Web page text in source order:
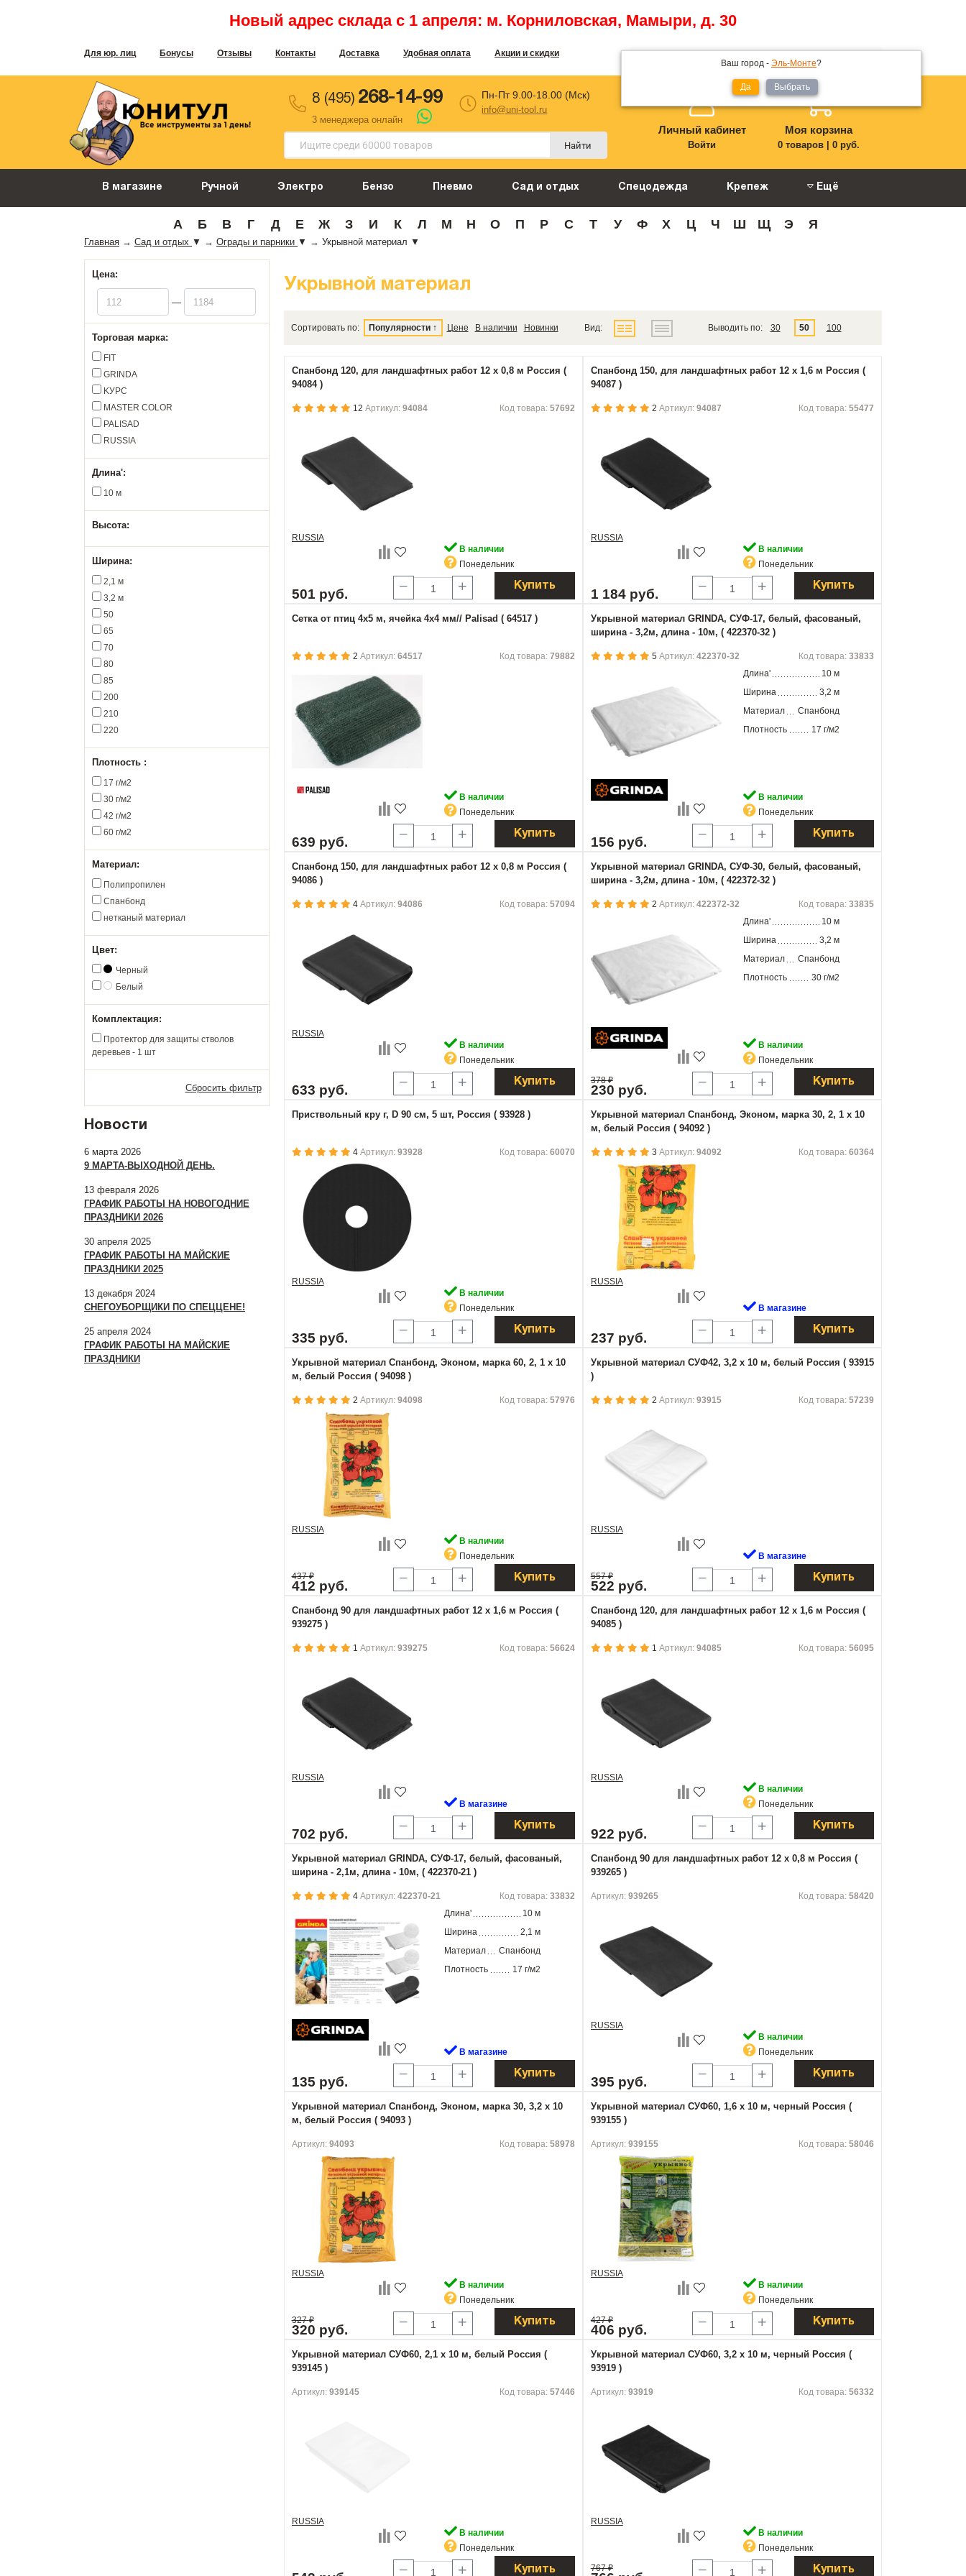
Новый адрес склада с 1 апреля: м. Корниловская, Мамыри, д. 30
Для юр. лиц Бонусы Отзывы Контакты Доставка Удобная оплата Акции и скидки
Ваш город - Эль-Монте?
Да Выбрать
8 (495) 268-14-99
3 менеджера онлайн
Пн-Пт 9.00-18.00 (Мск)
info@uni-tool.ru
Найти
Личный кабинет
Войти
Моя корзина
0 товаров| 0 руб.
В магазине Ручной Электро Бензо Пневмо Сад и отдых Спецодежда Крепеж Ещё
А Б В Г Д Е Ж З И К Л М Н О П Р С Т У Ф Х Ц Ч Ш Щ Э Я
Главная → Сад и отдых ▼ → Ограды и парники ▼ → Укрывной материал ▼
Цена:
—
Торговая марка:
FIT
GRINDA
KУРС
MASTER COLOR
PALISAD
RUSSIA
Длина':
10 м
Высота:
Ширина:
2,1 м
3,2 м
50
65
70
80
85
200
210
220
Плотность :
17 г/м2
30 г/м2
42 г/м2
60 г/м2
Материал:
Полипропилен
Спанбонд
нетканый материал
Цвет:
Черный
Белый
Комплектация:
Протектор для защиты стволов
деревьев - 1 шт
Сбросить фильтр
Новости
6 марта 2026
9 МАРТА-ВЫХОДНОЙ ДЕНЬ.
13 февраля 2026
ГРАФИК РАБОТЫ НА НОВОГОДНИЕ
ПРАЗДНИКИ 2026
30 апреля 2025
ГРАФИК РАБОТЫ НА МАЙСКИЕ
ПРАЗДНИКИ 2025
13 декабря 2024
СНЕГОУБОРЩИКИ ПО СПЕЦЦЕНЕ!
25 апреля 2024
ГРАФИК РАБОТЫ НА МАЙСКИЕ
ПРАЗДНИКИ
Укрывной материал
Сортировать по: Популярности↑ Цене В наличии Новинки Вид: Выводить по: 30 50 100
Спанбонд 120, для ландшафтных работ 12 х 0,8 м Россия (
94084 )
12 Артикул: 94084 Код товара: 57692
RUSSIA
В наличии
Понедельник
501 руб.
Купить
Спанбонд 150, для ландшафтных работ 12 х 1,6 м Россия (
94087 )
2 Артикул: 94087 Код товара: 55477
RUSSIA
В наличии
Понедельник
1 184 руб.
Купить
Сетка от птиц 4х5 м, ячейка 4х4 мм// Palisad ( 64517 )
2 Артикул: 64517 Код товара: 79882
В наличии
Понедельник
639 руб.
Купить
Укрывной материал GRINDA, СУФ-17, белый, фасованый,
ширина - 3,2м, длина - 10м, ( 422370-32 )
5 Артикул: 422370-32 Код товара: 33833
Длина'
10 м
Ширина
3,2 м
Материал
Спанбонд
Плотность
17 г/м2
В наличии
Понедельник
156 руб.
Купить
Спанбонд 150, для ландшафтных работ 12 х 0,8 м Россия (
94086 )
4 Артикул: 94086 Код товара: 57094
RUSSIA
В наличии
Понедельник
633 руб.
Купить
Укрывной материал GRINDA, СУФ-30, белый, фасованый,
ширина - 3,2м, длина - 10м, ( 422372-32 )
2 Артикул: 422372-32 Код товара: 33835
Длина'
10 м
Ширина
3,2 м
Материал
Спанбонд
Плотность
30 г/м2
В наличии
Понедельник
378₽
230 руб.
Купить
Приствольный кру г, D 90 см, 5 шт, Россия ( 93928 )
4 Артикул: 93928 Код товара: 60070
RUSSIA
В наличии
Понедельник
335 руб.
Купить
Укрывной материал Спанбонд, Эконом, марка 30, 2, 1 х 10
м, белый Россия ( 94092 )
3 Артикул: 94092 Код товара: 60364
RUSSIA
В магазине
237 руб.
Купить
Укрывной материал Спанбонд, Эконом, марка 60, 2, 1 х 10
м, белый Россия ( 94098 )
2 Артикул: 94098 Код товара: 57976
RUSSIA
В наличии
Понедельник
437₽
412 руб.
Купить
Укрывной материал СУФ42, 3,2 х 10 м, белый Россия ( 93915
)
2 Артикул: 93915 Код товара: 57239
RUSSIA
В магазине
557₽
522 руб.
Купить
Спанбонд 90 для ландшафтных работ 12 х 1,6 м Россия (
939275 )
1 Артикул: 939275 Код товара: 56624
RUSSIA
В магазине
702 руб.
Купить
Спанбонд 120, для ландшафтных работ 12 х 1,6 м Россия (
94085 )
1 Артикул: 94085 Код товара: 56095
RUSSIA
В наличии
Понедельник
922 руб.
Купить
Укрывной материал GRINDA, СУФ-17, белый, фасованый,
ширина - 2,1м, длина - 10м, ( 422370-21 )
4 Артикул: 422370-21 Код товара: 33832
Длина'
10 м
Ширина
2,1 м
Материал
Спанбонд
Плотность
17 г/м2
В магазине
135 руб.
Купить
Спанбонд 90 для ландшафтных работ 12 х 0,8 м Россия (
939265 )
Артикул: 939265 Код товара: 58420
RUSSIA
В наличии
Понедельник
395 руб.
Купить
Укрывной материал Спанбонд, Эконом, марка 30, 3,2 х 10
м, белый Россия ( 94093 )
Артикул: 94093 Код товара: 58978
RUSSIA
В наличии
Понедельник
327₽
320 руб.
Купить
Укрывной материал СУФ60, 1,6 х 10 м, черный Россия (
939155 )
Артикул: 939155 Код товара: 58046
RUSSIA
В наличии
Понедельник
427₽
406 руб.
Купить
Укрывной материал СУФ60, 2,1 х 10 м, белый Россия (
939145 )
Артикул: 939145 Код товара: 57446
RUSSIA
В наличии
Понедельник
Купить
Укрывной материал СУФ60, 3,2 х 10 м, черный Россия (
93919 )
Артикул: 93919 Код товара: 56332
RUSSIA
В наличии
Понедельник
767₽ Купить